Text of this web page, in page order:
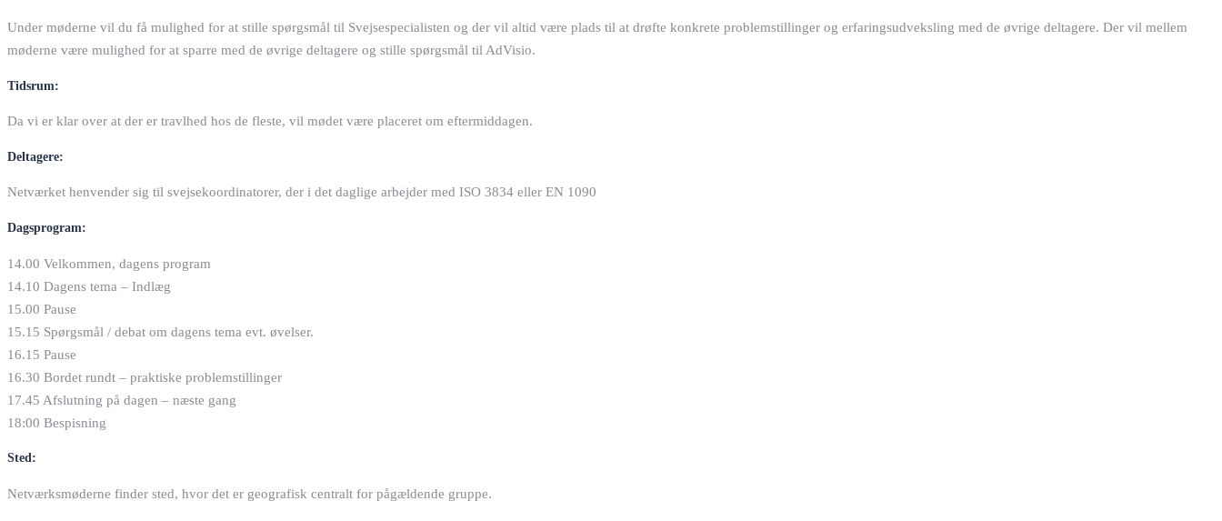
Under møderne vil du få mulighed for at stille spørgsmål til Svejsespecialisten og der vil altid være plads til at drøfte konkrete problemstillinger og erfaringsudveksling med de øvrige deltagere. Der vil mellem
møderne være mulighed for at sparre med de øvrige deltagere og stille spørgsmål til AdVisio.
Tidsrum:
Da vi er klar over at der er travlhed hos de fleste, vil mødet være placeret om eftermiddagen.
Deltagere:
Netværket henvender sig til svejsekoordinatorer, der i det daglige arbejder med ISO 3834 eller EN 1090
Dagsprogram:
14.00 Velkommen, dagens program
14.10 Dagens tema – Indlæg
15.00 Pause
15.15 Spørgsmål / debat om dagens tema evt. øvelser.
16.15 Pause
16.30 Bordet rundt – praktiske problemstillinger
17.45 Afslutning på dagen – næste gang
18:00 Bespisning
Sted:
Netværksmøderne finder sted, hvor det er geografisk centralt for pågældende gruppe.